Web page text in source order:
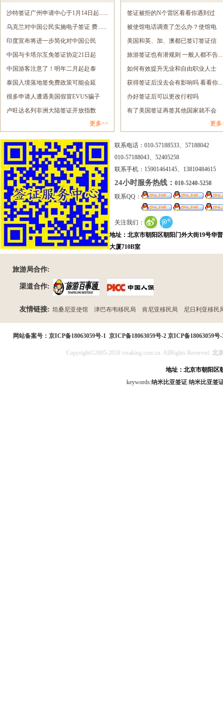
沙特签证广州申请中心于1月14日起......
乌克兰对中国公民实施电子签证 费......
印度宣布将进一步简化对中国公民
签......
中国与卡塔尔互免签证协定21日起
正......
中国游客注意了！明年二月起赴泰
旅......
泰国入境落地签免费政策可能会延
长......
很多申请人遭遇美国假冒EVUS骗子
网......
卢旺达名列非洲大陆签证开放指数
更多>>
签证被拒的N个雷区看看你遇到过
几......
被使馆电话调查了怎么办？使馆电
调......
美国和英、加、澳都已签订签证信
息......
旅游签证也有潜规则 一般人都不告
如何有效提升无业和自由职业人士
的......
获得签证后没去会有影响吗 看看你
办好签证后可以更改行程吗
有了美国签证再签其他国家就不会
更多
联系电话：010-57188533、57188042
010-57188043、52405258
联系手机：15901464145、13810484615
24小时服务热线： 010-5240-5258
联系QQ：
关注我们：
地址：北京市朝阳区朝阳门外大街19号华
大厦710B室
旅游局合作:
渠道合作:
友情链接: 坦桑尼亚使馆 津巴布韦移民局 肯尼亚移民局 尼日利亚移民
网站备案号： 京ICP备18063059号-1 京ICP备18063059号-2 京ICP备18063059号-
Copyright©2005-2018 visaking.com.cn. AllRights Reserved. 北
地址：北京市朝阳区
keywords:纳米比亚签证 纳米比亚签